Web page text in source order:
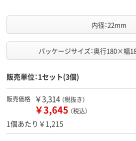
内径：22mm
パッケージサイズ：奥行180×幅
販売単位：1セット(3個)
販売価格 ￥3,314 （税抜き）
￥3,645 （税込）
1個あたり￥1,215